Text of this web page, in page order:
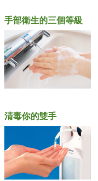
手部衛生的三個等級
清毒你的雙手